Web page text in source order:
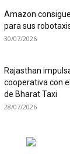
Amazon
para sus
30/07/2026
Rajasthan
cooperativa con
de Bharat Taxi
28/07/2026